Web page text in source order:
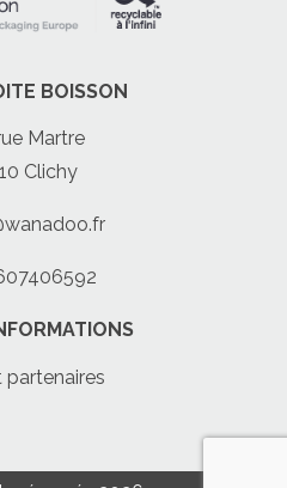
BOISSON
Martre
Clichy
partenaires